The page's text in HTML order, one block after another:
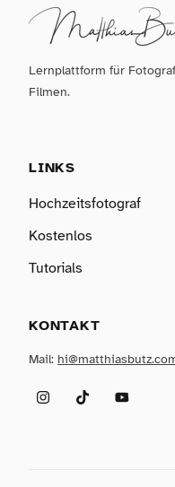
Lernplattform für
Filmen.
LINKS
Hochzeitsfotograf
Kostenlos
Tutorials
KONTAKT
Mail:
InstagramTikTokYouTube